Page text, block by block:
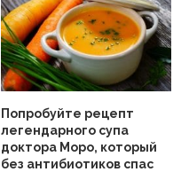
Попробуйте рецепт
легендарного супа
доктора Моро, который
без антибиотиков спас